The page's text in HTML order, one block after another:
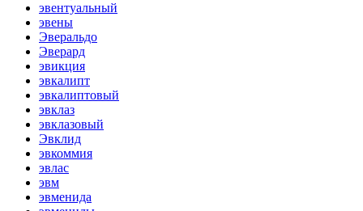
эвентуальный
эвены
Эверальдо
Эверард
эвикция
эвкалипт
эвкалиптовый
эвклаз
эвклазовый
Эвклид
эвкоммия
эвлас
эвм
эвменида